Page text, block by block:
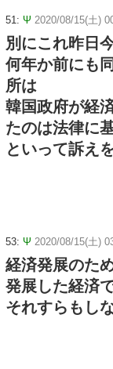
51: Ψ 2020/08/15(土)
別にこれ昨日
何年か前にも
所は
韓国政府が経
たのは法律に
といって訴え
53: Ψ 2020/08/15(土)
経済発展のた
発展した経済
それすらもし